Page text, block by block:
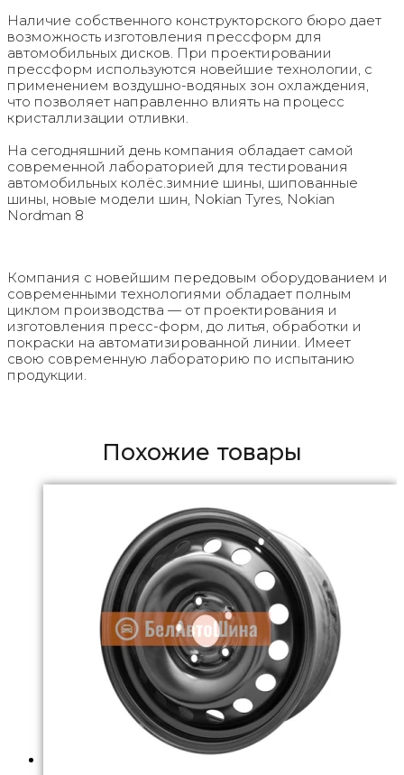
Наличие собственного конструкторского бюро дает
возможность изготовления прессформ для
автомобильных дисков. При проектировании
прессформ используются новейшие технологии, с
применением воздушно-водяных зон охлаждения,
что позволяет направленно влиять на процесс
кристаллизации отливки.
На сегодняшний день компания обладает самой
современной лабораторией для тестирования
автомобильных колёс.зимние шины, шипованные
шины, новые модели шин, Nokian Tyres, Nokian
Nordman 8
Компания с новейшим передовым оборудованием и
современными технологиями обладает полным
циклом производства — от проектирования и
изготовления пресс-форм, до литья, обработки и
покраски на автоматизированной линии. Имеет
свою современную лабораторию по испытанию
продукции.
Похожие товары